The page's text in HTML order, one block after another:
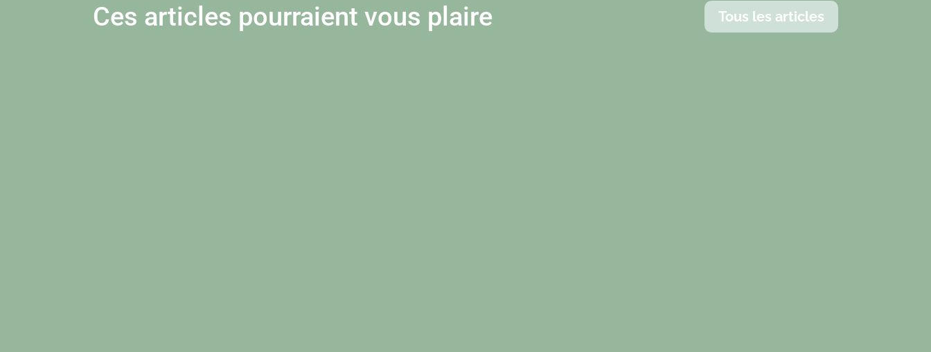
Ces articles pourraient vous plaire Tous les articles